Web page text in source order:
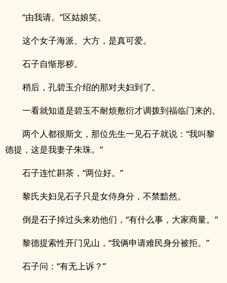
“由我请。”区姑娘笑。
这个女子海派、大方，是真可爱。
石子自惭形秽。
稍后，孔碧玉介绍的那对夫妇到了。
一看就知道是碧玉不耐烦敷衍才调拨到福临门来的。
两个人都很斯文，那位先生一见石子就说：“我叫黎
德提，这是我妻子朱珠。”
石子连忙斟茶，“两位好。”
黎氏夫妇见石子只是女侍身分，不禁黯然。
倒是石子掉过头来劝他们，“有什么事，大家商量。”
黎德提索性开门见山，“我俩申请难民身分被拒。”
石子问：“有无上诉？”